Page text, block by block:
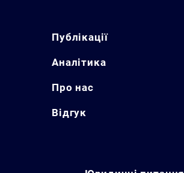
Публікації
Аналітика
Про нас
Відгук